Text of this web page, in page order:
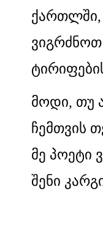
მოდი, თუ
ჩემთვის
მე პოეტი
შენი